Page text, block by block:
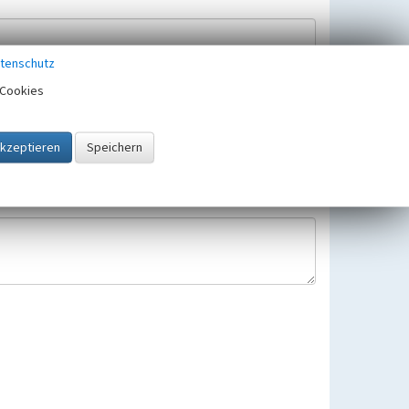
gespeichert und verwendet.
gültigen Europäischen